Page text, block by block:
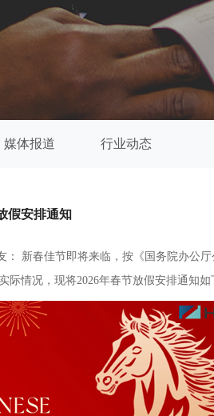
媒体报道 行业动态
假安排通知
： 新春佳节即将来临，按《国务院办公
际情况，现将2026年春节放假安排通知如
（初八）放假调休，共10天。2月25日（
六）、2月28日（十二，星期六）调休上
，事业顺心顺意，工作顺顺利利，生活美